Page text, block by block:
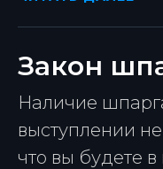
Закон
Наличие
выступлении
что вы будете